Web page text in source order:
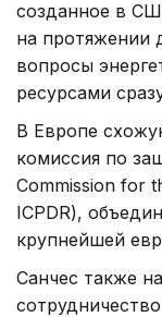
созданное в
на протяжении
вопросы
ресурсами
В Европе
комиссия по
Commission for
ICPDR),
крупнейшей
Санчес также